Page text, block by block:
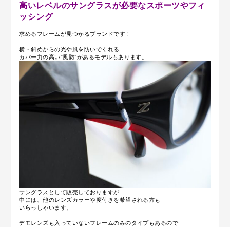
高いレベルのサングラスが必要なスポーツやフィ
ッシング
求めるフレームが見つかるブランドです！
横・斜めからの光や風を防いでくれる
カバー力の高い”風防”があるモデルもあります。
サングラスとして販売しておりますが
中には、他のレンズカラーや度付きを希望される方も
いらっしゃいます。
デモレンズも入っていないフレームのみのタイプもあるので